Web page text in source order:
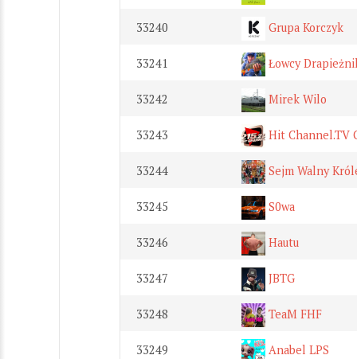
33240 Grupa Korczyk
33241 Łowcy
33242 Mirek Wilo
33243 Hit Channel.TV
33244 Sejm Walny
33245 S0wa
33246 Hautu
33247 JBTG
33248 TeaM FHF
33249 Anabel LPS